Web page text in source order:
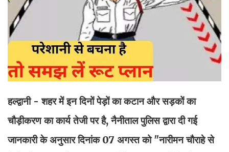
हल्द्वानी - शहर में इन दिनों पेड़ों का कटान और सड़कों का
चौड़ीकरण का कार्य तेजी पर है, नैनीताल पुलिस द्वारा दी गई
जानकारी के अनुसार दिनांक 07 अगस्त को "नारीमन चौराहे से